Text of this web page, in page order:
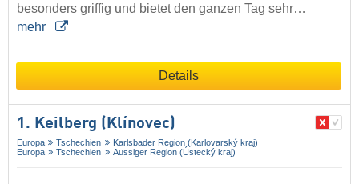
besonders griffig und bietet den ganzen Tag sehr…
mehr
Details
1. Keilberg (Klínovec)
Europa Tschechien
Karlsbader Region (Karlovarský kraj)
Europa
Tschechien Aussiger Region (Ústecký kraj)